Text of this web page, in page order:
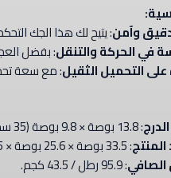
وآمن: يتيح لك هذا الجك
في الحركة والتنقل: بفضل
التحميل الثقيل: مع سعة تحميل تصل إلى 1100 رطل، هذا الجك
: 13.8 بوصة × 9.8 بوصة (35 سم × 25 سم).
المنتج: 33.5 بوصة × 25.6 بوصة × 33.5 بوصة (85 سم × 65 سم × 85 سم).
الصافي: 95.9 رطل / 43.5 كجم.